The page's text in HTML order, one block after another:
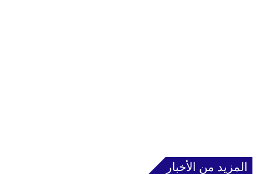
المزيد من الأخبار